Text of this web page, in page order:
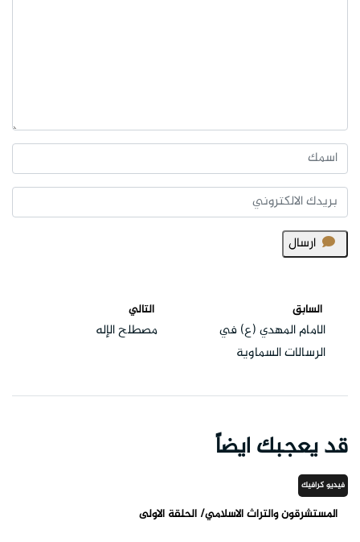
ارسال
السابق
الامام المهدي (ع) في
الرسالات السماوية
التالي
مصطلح الإله
قد يعجبك ايضاً
فيديو كرافيك
المستشرقون والتراث الاسلامي/ الحلقة الاولى